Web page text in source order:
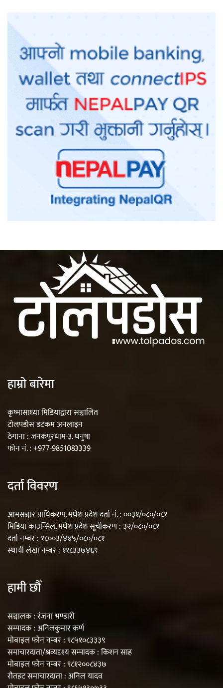
हाम्रो बारेमा
कृष्मासाध्या मिडियाद्वारा सञ्चालित
टोलपडोस डटकम अनलाइन
ठेगाना : जनकपुरधाम-३. धनुषा
फोन नं. : +977-9851083339
दर्ता विवरण
आमसञ्चार प्राधिकरण, मधेश प्रदेश दर्ता नं. : ००३१/०८०/०८१
मिडिया काउन्सिल, मधेश प्रदेश सूचीकरण : ३२/०८०/०८१
दर्ता नम्बर : १८००३/४४५/०८०/०८१
स्थायी लेखा नम्बर : ११८३३७४६९
हामी छौँ
सञ्चालक : रंजना भण्डारी
सम्पादक : अनिलकुमार कर्ण
मोबाइल फोन नम्बर : ९८५१०८३३३९
समाचारदाता/श्रव्यदृश्य सम्पादक : किशन साह
मोबाइल फोन नम्बर : ९८१२००८४३७
रौतहट समाचारदाता : अनिल यादव